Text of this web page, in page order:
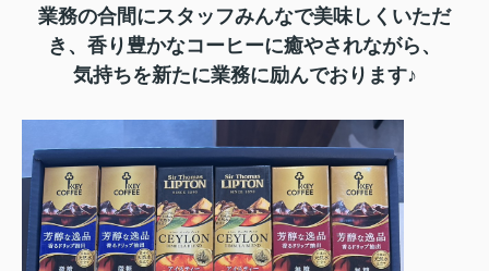
業務の合間にスタッフみんなで美味しくいただ
き、香り豊かなコーヒーに癒やされながら、
気持ちを新たに業務に励んでおります♪